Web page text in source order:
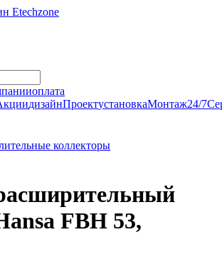
оплата
дизайнПроектустановкаМонтаж24/7
коллекторы
FBH 53,